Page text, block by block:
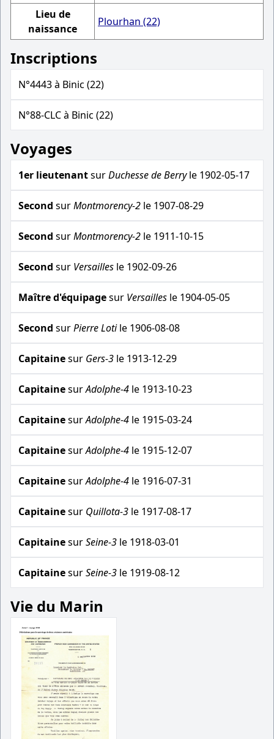
Lieu de
naissance
Plourhan (22)
Inscriptions
N°4443 à Binic (22)
N°88-CLC à Binic (22)
Voyages
1er lieutenantsurDuchesse de Berryle 1902-05-17
Second surMontmorency-2 le 1907-08-29
Second surMontmorency-2 le 1911-10-15
Second sur Versailles le 1902-09-26
Maître d'équipagesur Versailles le 1904-05-05
Second surPierre Lotile 1906-08-08
Capitainesur Gers-3 le 1913-12-29
CapitainesurAdolphe-4 le 1913-10-23
CapitainesurAdolphe-4 le 1915-03-24
CapitainesurAdolphe-4 le 1915-12-07
CapitainesurAdolphe-4 le 1916-07-31
Capitainesur Quillota-3 le 1917-08-17
CapitainesurSeine-3 le 1918-03-01
CapitainesurSeine-3 le 1919-08-12
Vie du Marin